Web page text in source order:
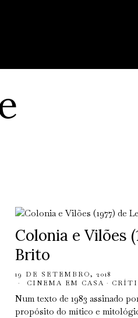
Colonia e Vilões
Brito
19 DE SETEMBRO, 2018
CINEMA EM CASA ·
Num texto de 1983 assinado
propósito do mítico e